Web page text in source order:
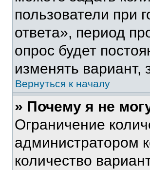
пользователи при
ответа», период
опрос будет
изменять вариант,
Вернуться к началу
» Почему я не
Ограничение
администратором
количество